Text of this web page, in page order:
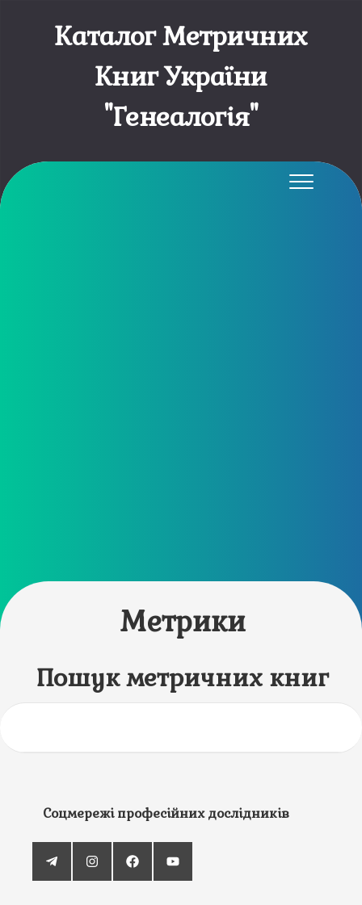
Каталог Метричних
Книг України
"Генеалогія"
Метрики
Пошук метричних книг
Соцмережі професійних дослідників